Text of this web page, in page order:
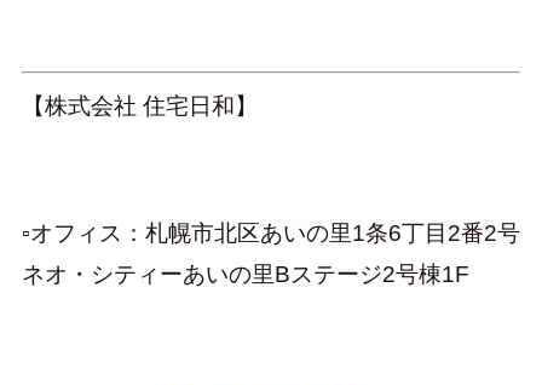
【株式会社 住宅日和】
▫オフィス：札幌市北区あいの里1条6丁目2番2号
ネオ・シティーあいの里Bステージ2号棟1F